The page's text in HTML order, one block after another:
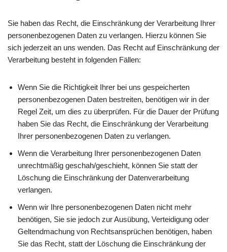
Sie haben das Recht, die Einschränkung der Verarbeitung Ihrer
personenbezogenen Daten zu verlangen. Hierzu können Sie
sich jederzeit an uns wenden. Das Recht auf Einschränkung der
Verarbeitung besteht in folgenden Fällen:
Wenn Sie die Richtigkeit Ihrer bei uns gespeicherten
personenbezogenen Daten bestreiten, benötigen wir in der
Regel Zeit, um dies zu überprüfen. Für die Dauer der Prüfung
haben Sie das Recht, die Einschränkung der Verarbeitung
Ihrer personenbezogenen Daten zu verlangen.
Wenn die Verarbeitung Ihrer personenbezogenen Daten
unrechtmäßig geschah/geschieht, können Sie statt der
Löschung die Einschränkung der Datenverarbeitung
verlangen.
Wenn wir Ihre personenbezogenen Daten nicht mehr
benötigen, Sie sie jedoch zur Ausübung, Verteidigung oder
Geltendmachung von Rechtsansprüchen benötigen, haben
Sie das Recht, statt der Löschung die Einschränkung der